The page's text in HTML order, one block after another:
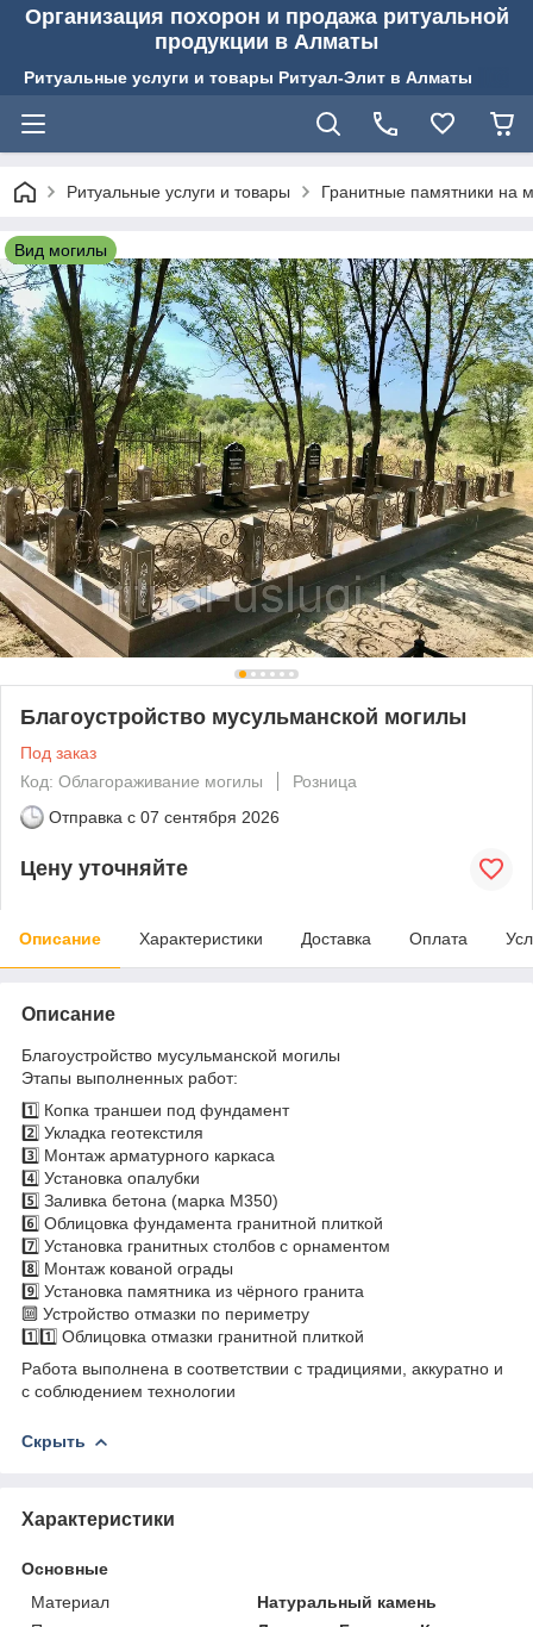
Организация похорон и продажа ритуальной
продукции в Алматы
Ритуальные услуги и товары Ритуал-Элит в Алматы
Ритуальные услуги и товары Гранитные памятники на
Вид могилы
Благоустройство мусульманской могилы
Под заказ
Код: Облагораживание могилы
Розница
Отправка с 07 сентября 2026
Цену уточняйте
Описание Характеристики Доставка Оплата
Описание
Благоустройство мусульманской могилы
Этапы выполненных работ:
1️⃣ Копка траншеи под фундамент
2️⃣ Укладка геотекстиля
3️⃣ Монтаж арматурного каркаса
4️⃣ Установка опалубки
5️⃣ Заливка бетона (марка М350)
6️⃣ Облицовка фундамента гранитной плиткой
7️⃣ Установка гранитных столбов с орнаментом
8️⃣ Монтаж кованой ограды
9️⃣ Установка памятника из чёрного гранита
🔟 Устройство отмазки по периметру
1️⃣1️⃣ Облицовка отмазки гранитной плиткой
Работа выполнена в соответствии с традициями, аккуратно и
с соблюдением технологии
Скрыть
Характеристики
Основные
Материал
Натуральный камень